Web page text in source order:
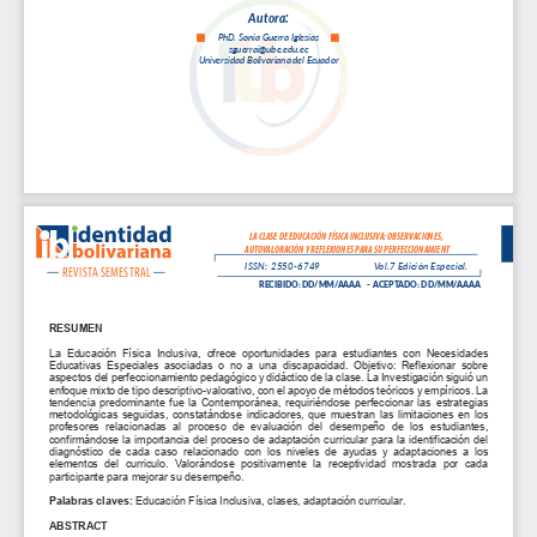
Autora:
PhD. Sonia Guerra Iglesias
sguerrai@ube.edu.ec
Universidad Bolivariana del Ecuador
REVISTA SEMESTRAL ISSN: 2550-6749 Vol.7 Edición Especial.
RECIBIDO: DD/MM/AAAA   -  ACEPTADO: DD/MM/AAAA
LA CLASE DE EDUCACIÓN FÍSICA INCLUSIVA: OBSERVACIONES,
AUTOVALORACIÓN Y REFLEXIONES PARA SU PERFECCIONAMIENT
RESUMEN
La  Educación  Física  Inclusiva,  ofrece  oportunidades  para  estudiantes  con  Necesidades
Educativas  Especiales  asociadas  o  no  a  una  discapacidad.  Objetivo:  Reflexionar  sobre
aspectos del perfeccionamiento pedagógico y didáctico de la clase. La Investigación siguió un
enfoque mixto de tipo descriptivo-valorativo, con el apoyo de métodos teóricos y empíricos. La
tendencia  predominante  fue  la  Contemporánea,  requiriéndose  perfeccionar  las  estrategias
metodológicas  seguidas,  constatándose  indicadores,  que  muestran  las  limitaciones  en  los
profesores  relacionadas  al  proceso  de  evaluación  del  desempeño  de  los  estudiantes,
confirmándose la importancia del proceso de adaptación curricular para la identificación del
diagnóstico  de  cada  caso  relacionado  con  los  niveles  de  ayudas  y  adaptaciones  a  los
elementos  del  curriculo.  Valorándose  positivamente  la  receptividad  mostrada  por  cada
participante para mejorar su desempeño.
Palabras claves: Educación Física Inclusiva, clases, adaptación curricular.
ABSTRACT